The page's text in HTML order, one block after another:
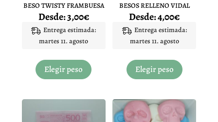
BESO TWISTY FRAMBUESA
Desde:3,00€
Entrega estimada:
martes 11. agosto
Elegir peso
producto
variantes.
BESOS RELLENO VIDAL
Desde:4,00€
Entrega estimada:
martes 11. agosto
Elegir peso
producto
variantes.
Las